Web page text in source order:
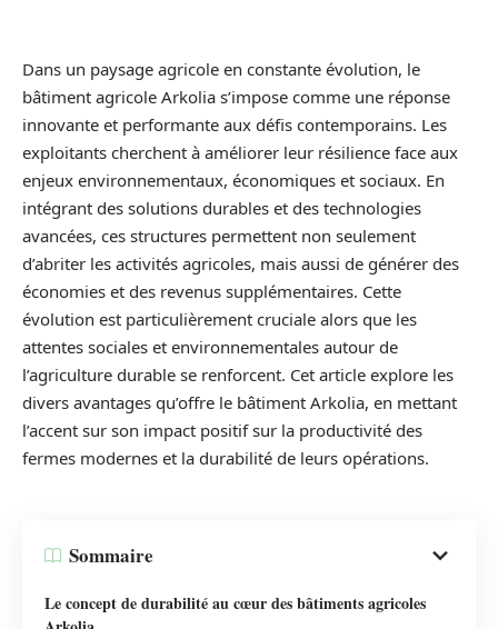
Dans un paysage agricole en constante évolution, le
bâtiment agricole Arkolia s’impose comme une réponse
innovante et performante aux défis contemporains. Les
exploitants cherchent à améliorer leur résilience face aux
enjeux environnementaux, économiques et sociaux. En
intégrant des solutions durables et des technologies
avancées, ces structures permettent non seulement
d’abriter les activités agricoles, mais aussi de générer des
économies et des revenus supplémentaires. Cette
évolution est particulièrement cruciale alors que les
attentes sociales et environnementales autour de
l’agriculture durable se renforcent. Cet article explore les
divers avantages qu’offre le bâtiment Arkolia, en mettant
l’accent sur son impact positif sur la productivité des
fermes modernes et la durabilité de leurs opérations.
Sommaire
Le concept de durabilité au cœur des bâtiments agricoles